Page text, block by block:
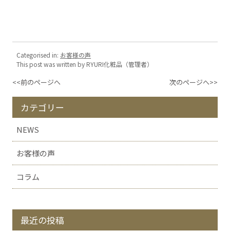
Categorised in: お客様の声
This post was written by RYURI化粧品（管理者）
<<前のページへ 次のページへ>>
カテゴリー
NEWS
お客様の声
コラム
最近の投稿